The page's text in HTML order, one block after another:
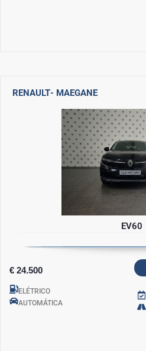
RENAULT- MAEGANE
EV60
€ 24.500
ELÉTRICO
AUTOMÁTICA